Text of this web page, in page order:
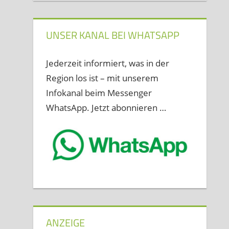
UNSER KANAL BEI WHATSAPP
Jederzeit informiert, was in der
Region los ist – mit unserem
Infokanal beim Messenger
WhatsApp. Jetzt abonnieren …
ANZEIGE